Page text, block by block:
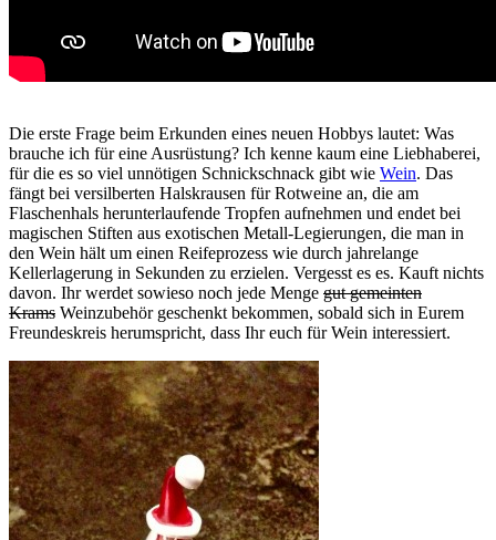
Die erste Frage beim Erkunden eines neuen Hobbys lautet: Was
brauche ich für eine Ausrüstung? Ich kenne kaum eine Liebhaberei,
für die es so viel unnötigen Schnickschnack gibt wie Wein. Das
fängt bei versilberten Halskrausen für Rotweine an, die am
Flaschenhals herunterlaufende Tropfen aufnehmen und endet bei
magischen Stiften aus exotischen Metall-Legierungen, die man in
den Wein hält um einen Reifeprozess wie durch jahrelange
Kellerlagerung in Sekunden zu erzielen. Vergesst es es. Kauft nichts
davon. Ihr werdet sowieso noch jede Menge gut gemeinten
Krams Weinzubehör geschenkt bekommen, sobald sich in Eurem
Freundeskreis herumspricht, dass Ihr euch für Wein interessiert.